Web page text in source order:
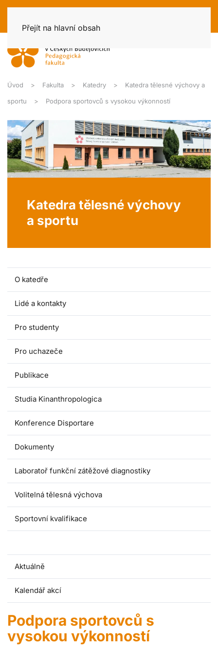
Přejít na hlavní obsah
Úvod Fakulta Katedry Katedra tělesné výchovy a
sportu Podpora sportovců s vysokou výkonností
Katedra tělesné výchovy
a sportu
O katedře
Lidé a kontakty
Pro studenty
Pro uchazeče
Publikace
Studia Kinanthropologica
Konference Disportare
Dokumenty
Laboratoř funkční zátěžové diagnostiky
Volitelná tělesná výchova
Sportovní kvalifikace
Aktuálně
Kalendář akcí
Podpora sportovců s
vysokou výkonností